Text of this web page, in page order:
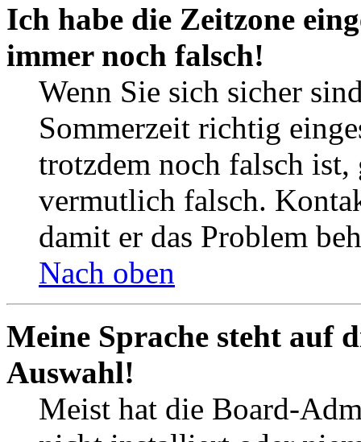
Ich habe die Zeitzone
immer noch falsch!
Wenn Sie sich sicher
Sommerzeit richtig
trotzdem noch falsch ist,
vermutlich falsch.
damit er das Problem
Nach oben
Meine Sprache steht auf
Auswahl!
Meist hat die Board-